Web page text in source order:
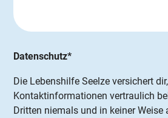
Datenschutz*
Die Lebenshilfe Seelze versichert
Kontaktinformationen vertraulich
Dritten niemals und in keiner Weise